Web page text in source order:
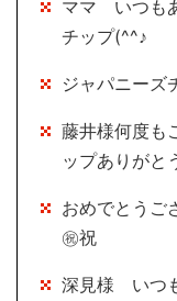
ママ いつも
チップ(^^♪
ジャパニーズ
藤井様何度
ップありがと
おめでとうご
㊗祝
深見様 いつ